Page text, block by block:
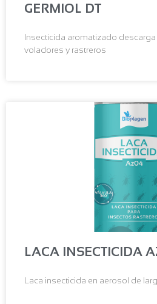
GERMIOL DT
Insecticida aromatizado
voladores y rastreros
LACA INSECTICIDA
Laca insecticida en aerosol de